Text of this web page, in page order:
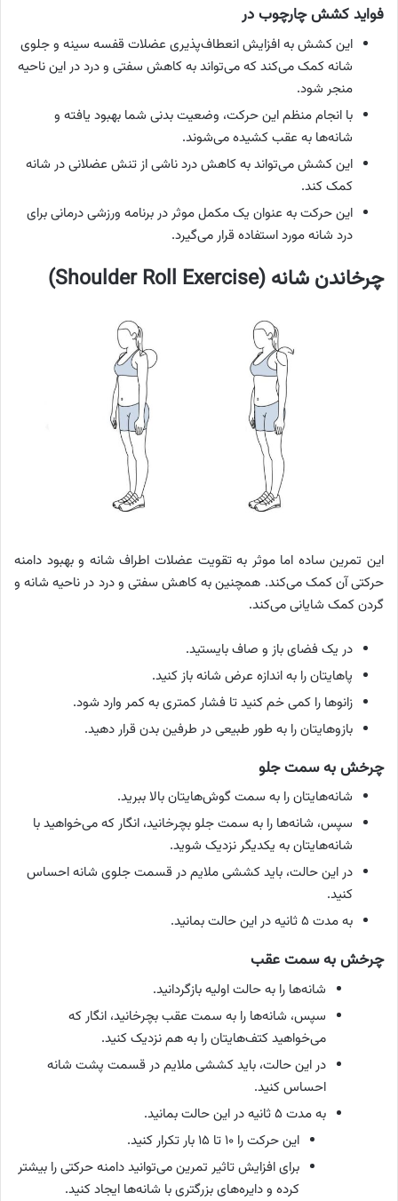
فواید کشش چارچوب در
این کشش به افزایش انعطاف‌پذیری عضلات قفسه سینه و جلوی
شانه کمک می‌کند که می‌تواند به کاهش سفتی و درد در این ناحیه
منجر شود.
با انجام منظم این حرکت، وضعیت بدنی شما بهبود یافته و
شانه‌ها به عقب کشیده می‌شوند.
این کشش می‌تواند به کاهش درد ناشی از تنش عضلانی در شانه
کمک کند.
این حرکت به عنوان یک مکمل موثر در برنامه ورزشی درمانی برای
درد شانه مورد استفاده قرار می‌گیرد.
چرخاندن شانه (Shoulder Roll Exercise)
این تمرین ساده اما موثر به تقویت عضلات اطراف شانه و بهبود دامنه
حرکتی آن کمک می‌کند. همچنین به کاهش سفتی و درد در ناحیه شانه و
گردن کمک شایانی می‌کند.
در یک فضای باز و صاف بایستید.
پاهایتان را به اندازه عرض شانه باز کنید.
زانوها را کمی خم کنید تا فشار کمتری به کمر وارد شود.
بازوهایتان را به طور طبیعی در طرفین بدن قرار دهید.
چرخش به سمت جلو
شانه‌هایتان را به سمت گوش‌هایتان بالا ببرید.
سپس، شانه‌ها را به سمت جلو بچرخانید، انگار که می‌خواهید با
شانه‌هایتان به یکدیگر نزدیک شوید.
در این حالت، باید کششی ملایم در قسمت جلوی شانه احساس
کنید.
به مدت ۵ ثانیه در این حالت بمانید.
چرخش به سمت عقب
شانه‌ها را به حالت اولیه بازگردانید.
سپس، شانه‌ها را به سمت عقب بچرخانید، انگار که
می‌خواهید کتف‌هایتان را به هم نزدیک کنید.
در این حالت، باید کششی ملایم در قسمت پشت شانه
احساس کنید.
به مدت ۵ ثانیه در این حالت بمانید.
این حرکت را ۱۰ تا ۱۵ بار تکرار کنید.
برای افزایش تاثیر تمرین می‌توانید دامنه حرکتی را بیشتر
کرده و دایره‌های بزرگتری با شانه‌ها ایجاد کنید.